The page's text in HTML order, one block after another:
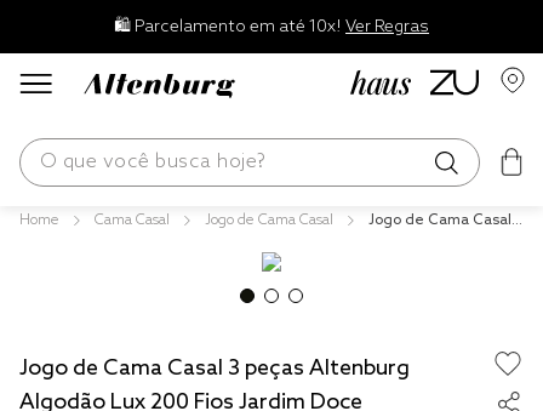
🛍️ Parcelamento em até 10x! Ver Regras
O que você busca hoje?
Cama Casal Jogo de Cama Casal
Jogo de Cama Casal 3
Jogo de Cama Casal 3 peças Altenburg
Algodão Lux 200 Fios Jardim Doce
fronha